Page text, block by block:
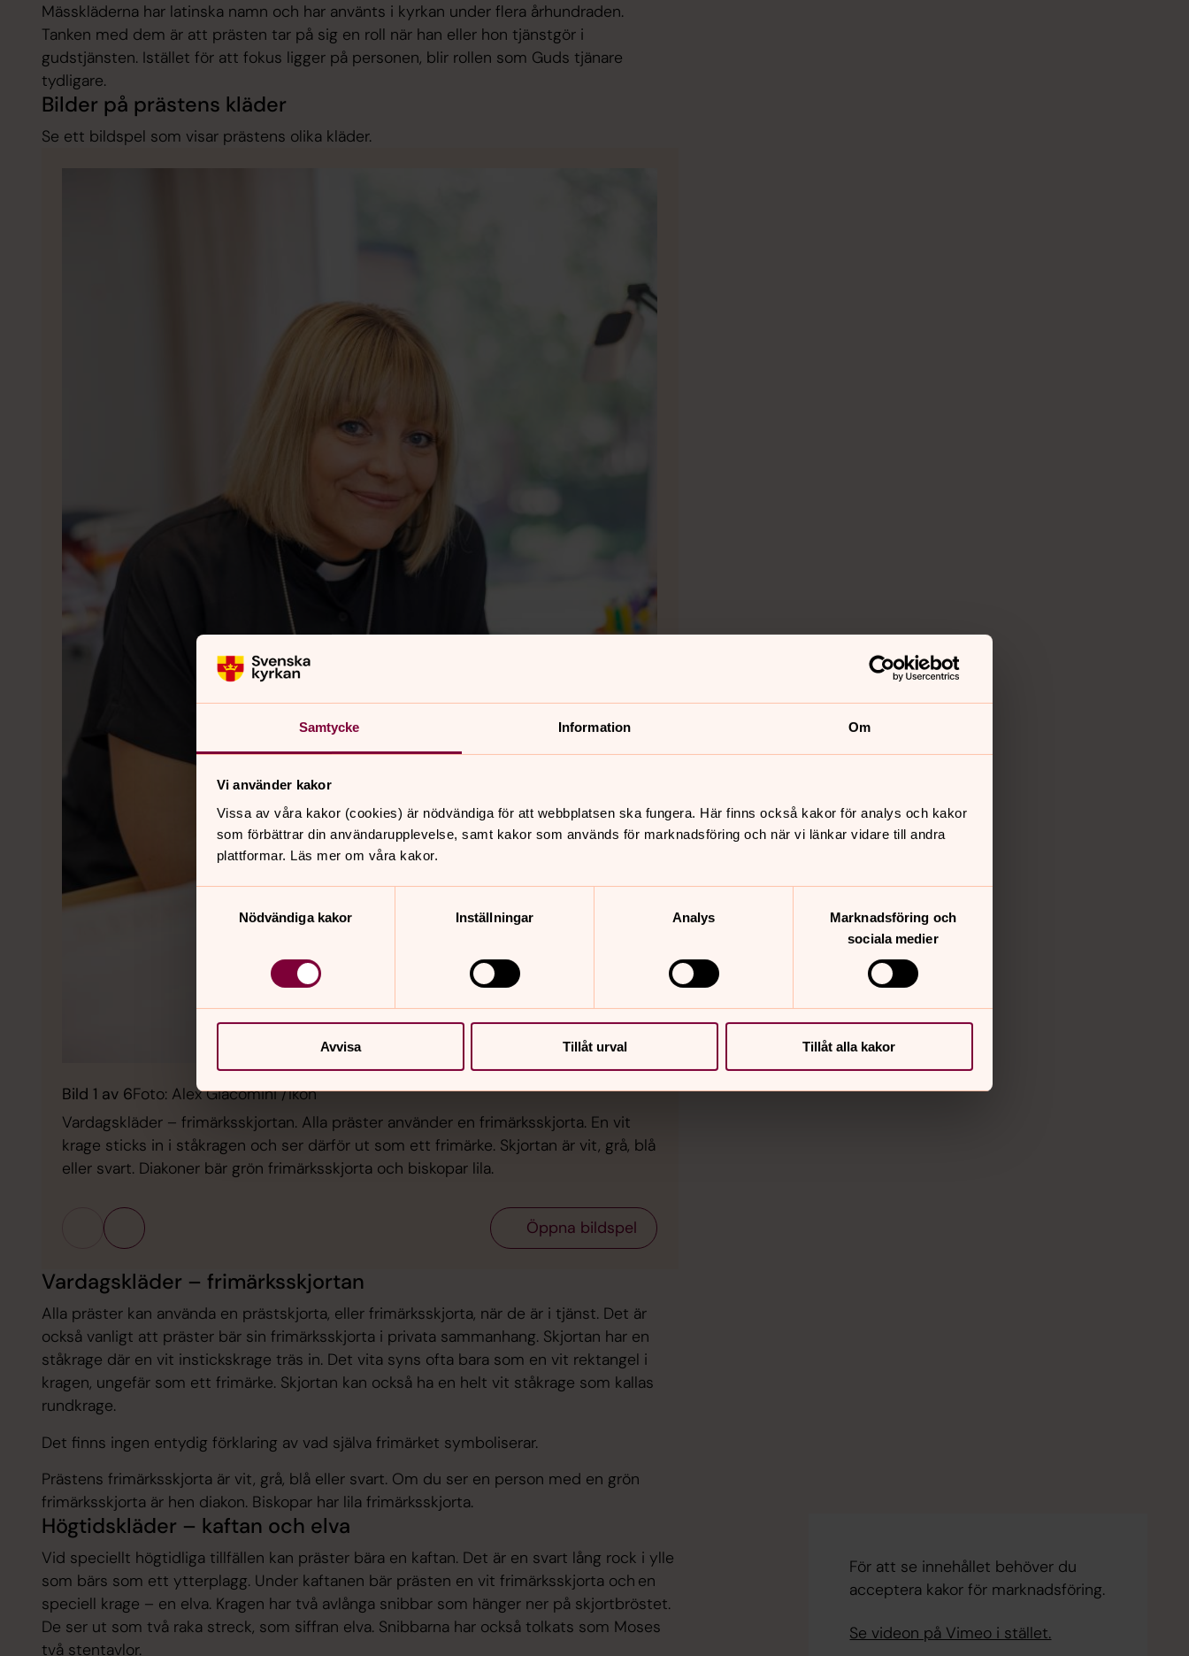
Samtycke Information Om
Vi använder kakor
Vissa av våra kakor (cookies) är nödvändiga för att webbplatsen ska fungera. Här finns också kakor för analys och kakor
som förbättrar din användarupplevelse, samt kakor som används för marknadsföring och när vi länkar vidare till andra
plattformar. Läs mer om våra kakor.
Nödvändiga kakor
Inställningar Analys
Marknadsföring och
sociala medier
Avvisa Tillåt urval Tillåt alla kakor
Mässkläderna har latinska namn och har använts i kyrkan under flera århundraden.
Tanken med dem är att prästen tar på sig en roll när han eller hon tjänstgör i
gudstjänsten. Istället för att fokus ligger på personen, blir rollen som Guds tjänare
tydligare.
Bilder på prästens kläder
Se ett bildspel som visar prästens olika kläder.
Bild 1 av 6Foto: Alex Giacomini /Ikon
Vardagskläder – frimärksskjortan. Alla präster använder en frimärksskjorta. En vit
krage sticks in i ståkragen och ser därför ut som ett frimärke. Skjortan är vit, grå, blå
eller svart. Diakoner bär grön frimärksskjorta och biskopar lila.
Högtidskläder. På bilden välkomnar de tre tidigare ärkebiskoparna KG
Anders Wejryd och Antje Jackelén - alla klädda i kaftan och elva – Martin
Öppna bildspel
Vardagskläder – frimärksskjortan
Alla präster kan använda en prästskjorta, eller frimärksskjorta, när de är i tjänst. Det är
också vanligt att präster bär sin frimärksskjorta i privata sammanhang. Skjortan har en
ståkrage där en vit instickskrage träs in. Det vita syns ofta bara som en vit rektangel i
kragen, ungefär som ett frimärke. Skjortan kan också ha en helt vit ståkrage som kallas
rundkrage.
Det finns ingen entydig förklaring av vad själva frimärket symboliserar.
Prästens frimärksskjorta är vit, grå, blå eller svart. Om du ser en person med en grön
frimärksskjorta är hen diakon. Biskopar har lila frimärksskjorta.
Högtidskläder – kaftan och elva
Vid speciellt högtidliga tillfällen kan präster bära en kaftan. Det är en svart lång rock i ylle
som bärs som ett ytterplagg. Under kaftanen bär prästen en vit frimärksskjorta och en
speciell krage – en elva. Kragen har två avlånga snibbar som hänger ner på skjortbröstet.
De ser ut som två raka streck, som siffran elva. Snibbarna har också tolkats som Moses
två stentavlor.
För att se innehållet behöver du
acceptera kakor för marknadsföring.
Se videon på Vimeo i stället.